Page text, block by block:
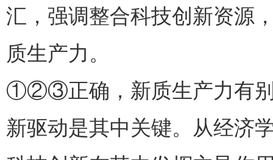
汇，强调整合科技创新资源
质生产力。
①②③正确，新质生产力有别
新驱动是其中关键。从经济